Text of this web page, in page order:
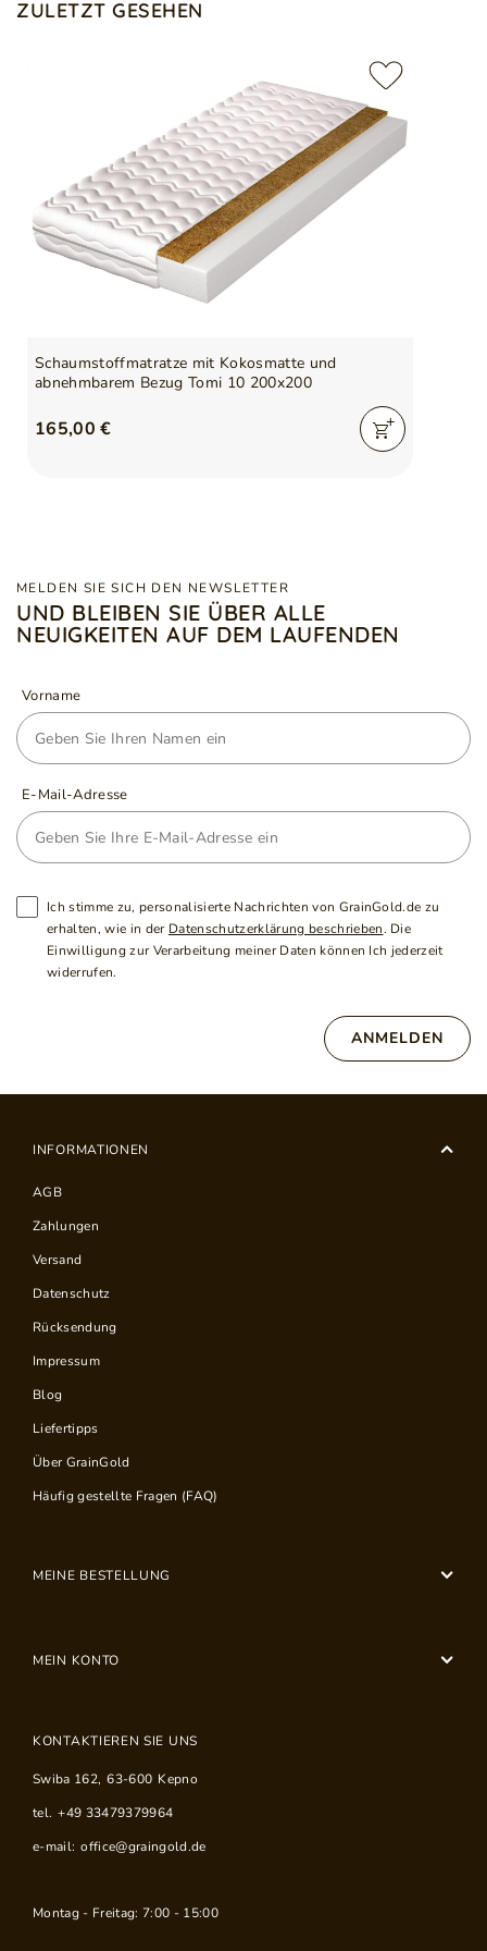
ZULETZT GESEHEN
Schaumstoffmatratze mit Kokosmatte und
abnehmbarem Bezug Tomi 10 200x200
165,00 €
MELDEN SIE SICH DEN NEWSLETTER
UND BLEIBEN SIE ÜBER ALLE
NEUIGKEITEN AUF DEM LAUFENDEN
Vorname
E-Mail-Adresse
Ich stimme zu, personalisierte Nachrichten von GrainGold.de zu
erhalten, wie in der Datenschutzerklärung beschrieben. Die
Einwilligung zur Verarbeitung meiner Daten können Ich jederzeit
widerrufen.
ANMELDEN
INFORMATIONEN
AGB
Zahlungen
Versand
Datenschutz
Rücksendung
Impressum
Blog
Liefertipps
Über GrainGold
Häufig gestellte Fragen (FAQ)
MEINE BESTELLUNG
MEIN KONTO
KONTAKTIEREN SIE UNS
Swiba 162, 63-600 Kepno
tel. +49 33479379964
e-mail: office@graingold.de
Montag - Freitag: 7:00 - 15:00